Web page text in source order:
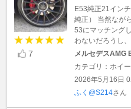
7
E53純正21イン
純正） 当然なが
53にマッチング
わないだろうし
メルセデスAMG
カテゴリ：ホイ
2026年5月16日
ふく@S214さん